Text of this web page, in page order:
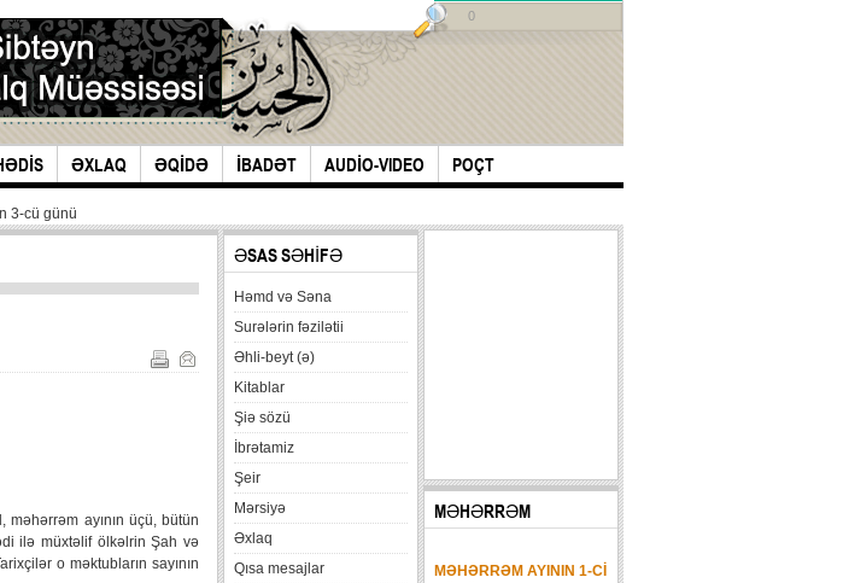
ƏXLAQ ƏQİDƏ İBADƏT AUDİO-VIDEO POÇT
0
3-cü günü
ayının üçü, bütün
ilə müxtəlif ölkəlrin Şah və
o məktubların sayının
ƏSAS SƏHİFƏ
Həmd və Səna
Surələrin fəzilətii
Əhli-beyt (ə)
Kitablar
Şiə sözü
İbrətamiz
Şeir
Mərsiyə
Əxlaq
Qısa mesajlar
MƏHƏRRƏM
MƏHƏRRƏM AYININ 1-CI